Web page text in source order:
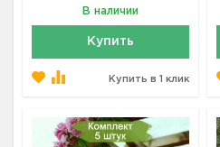
В наличии
Купить
Купить в 1 клик